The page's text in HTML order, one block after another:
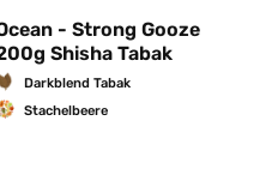
- Strong Gooze
Shisha Tabak
Darkblend Tabak
Stachelbeere